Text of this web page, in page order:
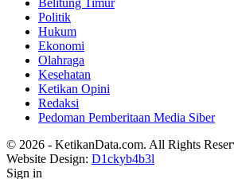
Belitung Timur
Politik
Hukum
Ekonomi
Olahraga
Kesehatan
Ketikan Opini
Redaksi
Pedoman Pemberitaan Media Siber
© 2026 - KetikanData.com. All Rights
Website Design: D1ckyb4b3l
Sign in